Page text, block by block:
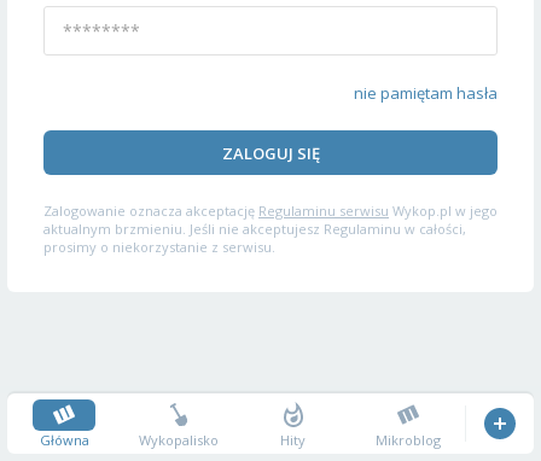
nie pamiętam hasła
ZALOGUJ SIĘ
Zalogowanie oznacza akceptację Regulaminu serwisu Wykop.pl w jego
aktualnym brzmieniu. Jeśli nie akceptujesz Regulaminu w całości,
prosimy o niekorzystanie z serwisu.
Główna Wykopalisko Hity Mikroblog